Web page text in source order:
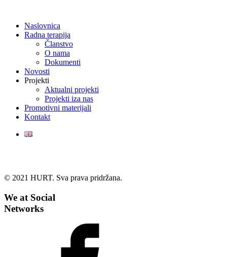
Naslovnica
Radna terapija
Članstvo
O nama
Dokumenti
Novosti
Projekti
Aktualni projekti
Projekti iza nas
Promotivni materijali
Kontakt
© 2021 HURT. Sva prava pridržana.
We at Social
Networks